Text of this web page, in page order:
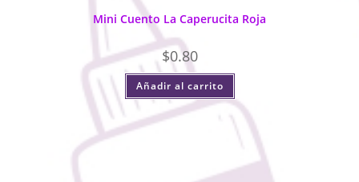
Mini Cuento La Caperucita Roja
$0.80
Añadir al carrito